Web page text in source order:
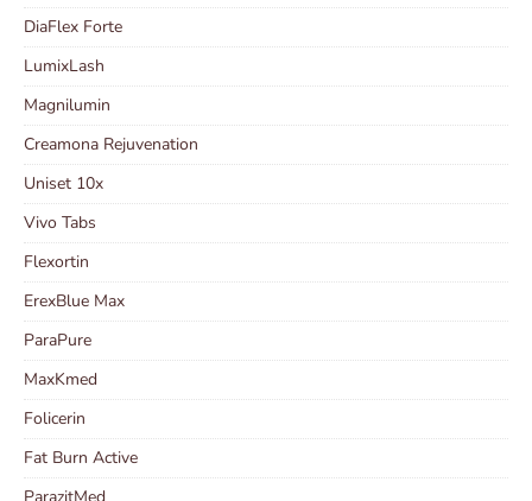
DiaFlex Forte
LumixLash
Magnilumin
Creamona Rejuvenation
Uniset 10x
Vivo Tabs
Flexortin
ErexBlue Max
ParaPure
MaxKmed
Folicerin
Fat Burn Active
ParazitMed